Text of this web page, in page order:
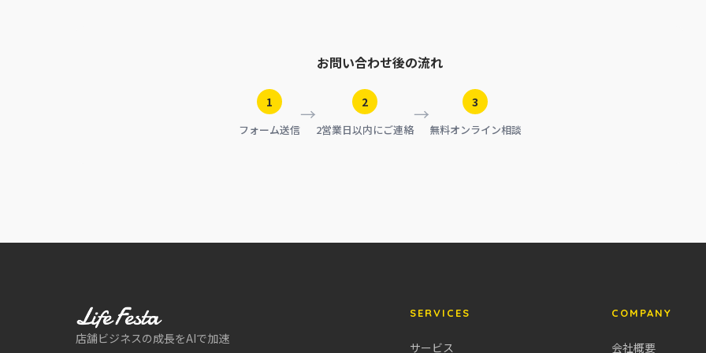
お問い合わせ後の流れ
1
フォーム送信
→
2
2営業日以内にご連絡
→
3
無料オンライン相談
店舗ビジネスの成長をAIで加速
SERVICES
サービス
COMPANY
会社概要